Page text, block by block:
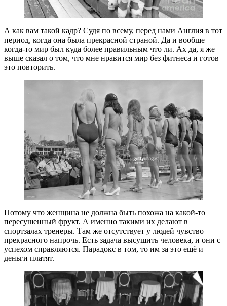
А как вам такой кадр? Судя по всему, перед нами Англия в тот
период, когда она была прекрасной страной. Да и вообще
когда-то мир был куда более правильным что ли. Ах да, я же
выше сказал о том, что мне нравится мир без фитнеса и готов
это повторить.
Потому что женщина не должна быть похожа на какой-то
пересушенный фрукт. А именно такими их делают в
спортзалах тренеры. Там же отсутствует у людей чувство
прекрасного напрочь. Есть задача высушить человека, и они с
успехом справляются. Парадокс в том, то им за это ещё и
деньги платят.